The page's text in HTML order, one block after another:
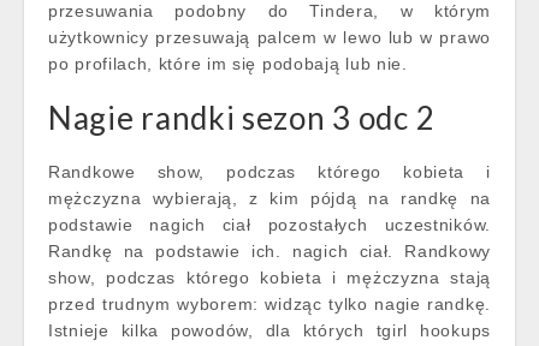
przesuwania podobny do Tindera, w którym
użytkownicy przesuwają palcem w lewo lub w prawo
po profilach, które im się podobają lub nie.
Nagie randki sezon 3 odc 2
Randkowe show, podczas którego kobieta i
mężczyzna wybierają, z kim pójdą na randkę na
podstawie nagich ciał pozostałych uczestników.
Randkę na podstawie ich. nagich ciał. Randkowy
show, podczas którego kobieta i mężczyzna stają
przed trudnym wyborem: widząc tylko nagie randkę.
Istnieje kilka powodów, dla których tgirl hookups